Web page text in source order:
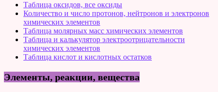
Таблица оксидов, все оксиды
Количество и число протонов, нейтронов и электронов
химических элементов
Таблица молярных масс химических элементов
Таблица и калькулятор электроотрицательности
химических элементов
Таблица кислот и кислотных остатков
Элементы, реакции, вещества